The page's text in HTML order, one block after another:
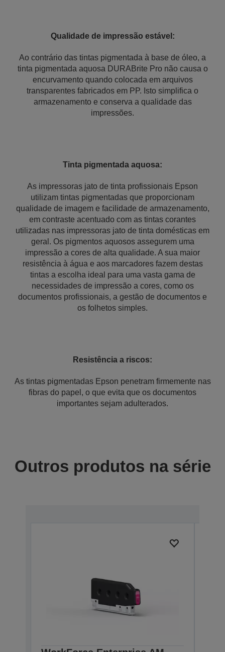
Qualidade de impressão estável:
Ao contrário das tintas pigmentada à base de óleo, a
tinta pigmentada aquosa DURABrite Pro não causa o
encurvamento quando colocada em arquivos
transparentes fabricados em PP. Isto simplifica o
armazenamento e conserva a qualidade das
impressões.
Tinta pigmentada aquosa:
As impressoras jato de tinta profissionais Epson
utilizam tintas pigmentadas que proporcionam
qualidade de imagem e facilidade de armazenamento,
em contraste acentuado com as tintas corantes
utilizadas nas impressoras jato de tinta domésticas em
geral. Os pigmentos aquosos assegurem uma
impressão a cores de alta qualidade. A sua maior
resistência à água e aos marcadores fazem destas
tintas a escolha ideal para uma vasta gama de
necessidades de impressão a cores, como os
documentos profissionais, a gestão de documentos e
os folhetos simples.
Resistência a riscos:
As tintas pigmentadas Epson penetram firmemente nas
fibras do papel, o que evita que os documentos
importantes sejam adulterados.
Outros produtos na série